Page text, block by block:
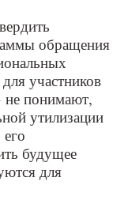
обращения
участников
не понимают,
утилизации
будущее
для